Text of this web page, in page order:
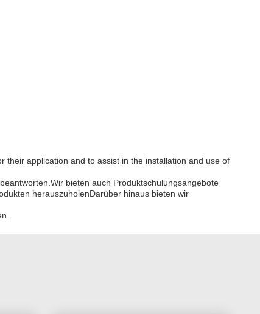
their application and to assist in the installation and use of
bieten auch Produktschulungsangebote
herauszuholenDarüber hinaus bieten wir